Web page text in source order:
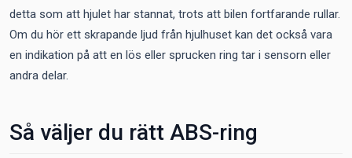
detta som att hjulet har stannat, trots att bilen fortfarande rullar.
Om du hör ett skrapande ljud från hjulhuset kan det också vara
en indikation på att en lös eller sprucken ring tar i sensorn eller
andra delar.
Så väljer du rätt ABS-ring